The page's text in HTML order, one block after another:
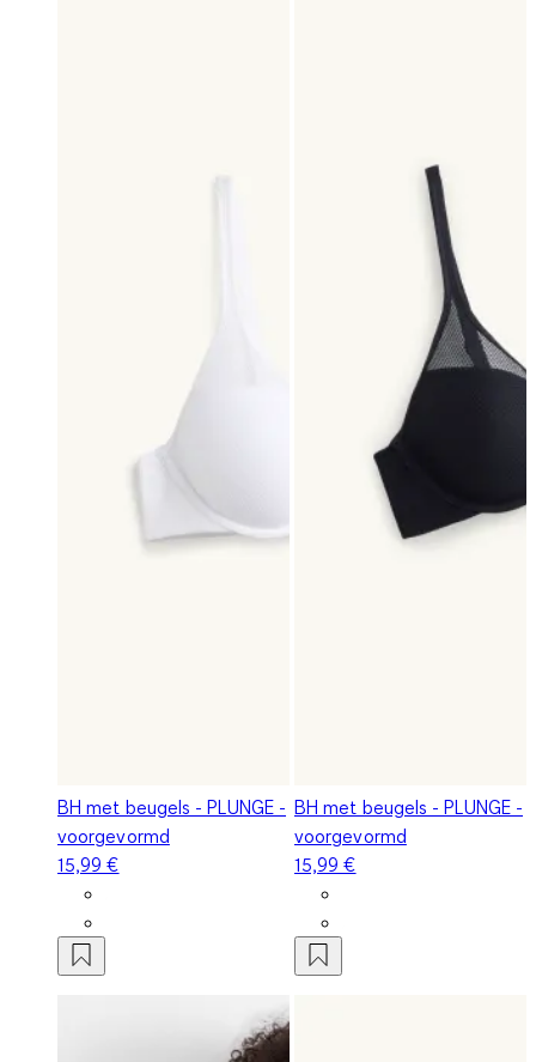
BH met beugels - PLUNGE -
voorgevormd
15,99 €
BH met beugels - PLUNGE -
voorgevormd
15,99 €